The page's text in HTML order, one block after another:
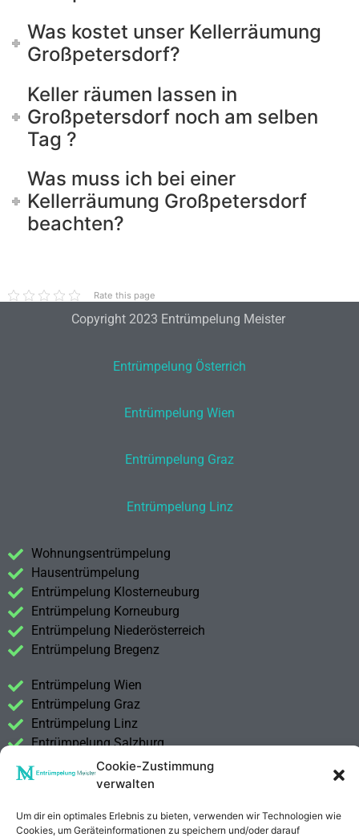
Cookie-Zustimmung
verwalten
Um dir ein optimales Erlebnis zu bieten, verwenden wir Technologien wie
Cookies, um Geräteinformationen zu speichern und/oder darauf
Was kostet unser Kellerräumung
Großpetersdorf?
Keller räumen lassen in
Großpetersdorf noch am selben
Tag ?
Was muss ich bei einer
Kellerräumung Großpetersdorf
beachten?
Rate this page
Copyright 2023 Entrümpelung Meister
Entrümpelung Österrich
Entrümpelung Wien
Entrümpelung Graz
Entrümpelung Linz
Wohnungsentrümpelung
Hausentrümpelung
Entrümpelung Klosterneuburg
Entrümpelung Korneuburg
Entrümpelung Niederösterreich
Entrümpelung Bregenz
Entrümpelung Wien
Entrümpelung Graz
Entrümpelung Linz
Entrümpelung Salzburg
Entrümpelung Vorarlberg
Entrümpelung Steiermark
Kontakt